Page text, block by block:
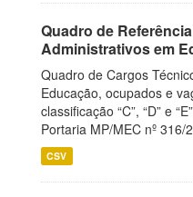
Quadro de
Administrativos em
Quadro de Cargos
Educação, ocupados e
classificação “C”, “D” e
Portaria MP/MEC nº 316/
CSV